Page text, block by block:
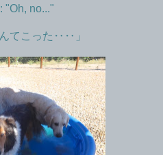
"Oh, no..."
てこった‥‥」